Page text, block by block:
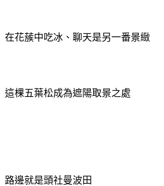
在花蔟中吃冰、聊天是另一番景緻
這棵五葉松成為遮陽取景之處
路邊就是頭社曼波田